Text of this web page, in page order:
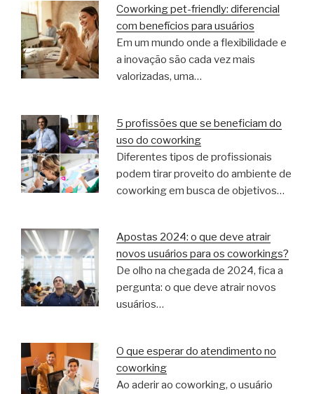
Coworking pet-friendly: diferencial
com benefícios para usuários
Em um mundo onde a flexibilidade e
a inovação são cada vez mais
valorizadas, uma…
5 profissões que se beneficiam do
uso do coworking
Diferentes tipos de profissionais
podem tirar proveito do ambiente de
coworking em busca de objetivos…
Apostas 2024: o que deve atrair
novos usuários para os coworkings?
De olho na chegada de 2024, fica a
pergunta: o que deve atrair novos
usuários…
O que esperar do atendimento no
coworking
Ao aderir ao coworking, o usuário